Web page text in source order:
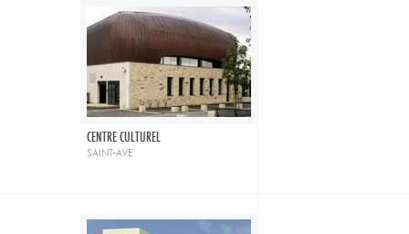
CENTRE CULTUREL
saint-ave